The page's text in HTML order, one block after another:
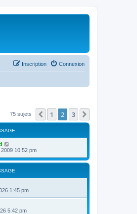
Connexion
Inscription
75 sujets Précédent
1 2 3
10:52 pm
1:45 pm
5:42 pm